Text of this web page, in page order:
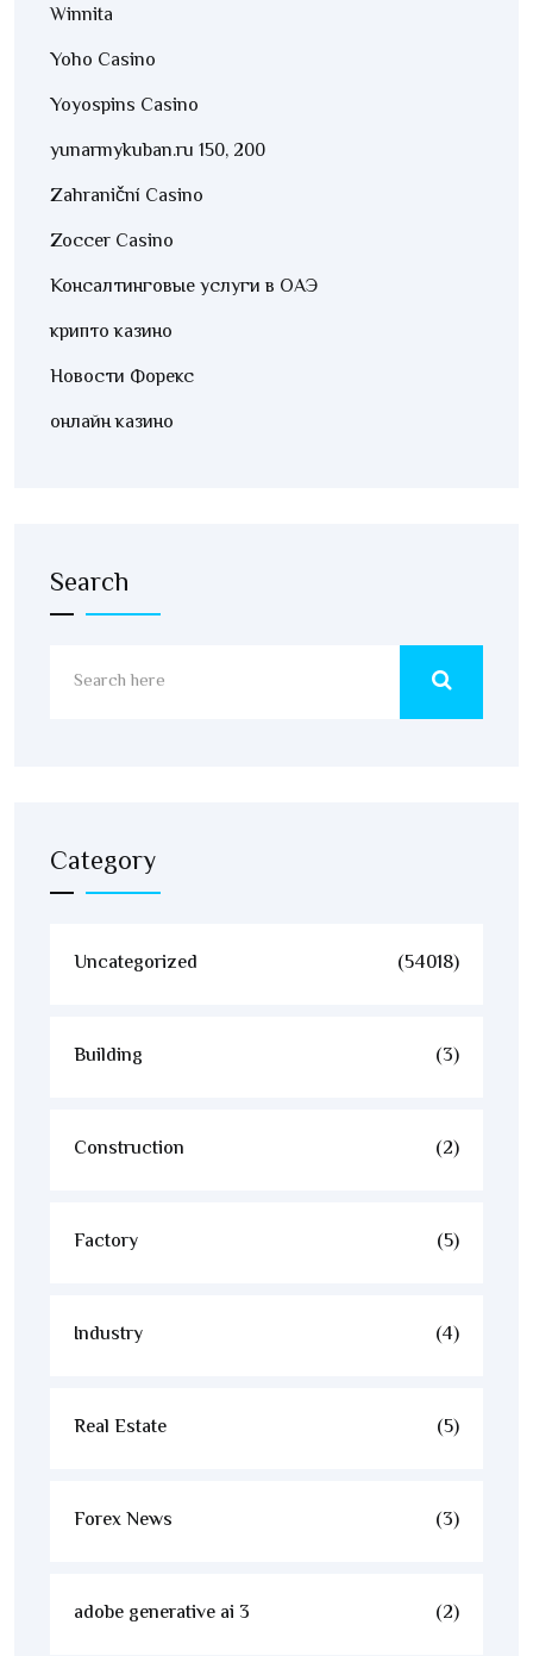
Winnita
Yoho Casino
Yoyospins Casino
yunarmykuban.ru 150, 200
Zahraniční Casino
Zoccer Casino
Консалтинговые услуги в ОАЭ
крипто казино
Новости Форекс
онлайн казино
Search
Category
Uncategorized (54018)
Building (3)
Construction (2)
Factory (5)
Industry (4)
Real Estate (5)
Forex News (3)
adobe generative ai 3 (2)